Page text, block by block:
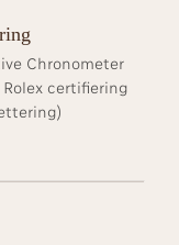
Chronometer
Rolex certifiering